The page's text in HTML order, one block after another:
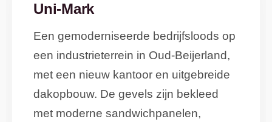
Uni-Mark
Een gemoderniseerde bedrijfsloods op
een industrieterrein in Oud-Beijerland,
met een nieuw kantoor en uitgebreide
dakopbouw. De gevels zijn bekleed
met moderne sandwichpanelen,